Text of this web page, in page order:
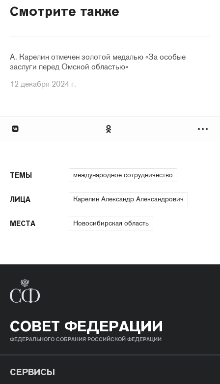
Смотрите также
А. Карелин отмечен золотой медалью «За особые
заслуги перед Омской областью»
12 декабря 2024 г.
ТЕМЫ международное сотрудничество
ЛИЦА Карелин Александр Александрович
МЕСТА Новосибирская область
СОВЕТ ФЕДЕРАЦИИ
ФЕДЕРАЛЬНОГО СОБРАНИЯ РОССИЙСКОЙ ФЕДЕРАЦИИ
СЕРВИСЫ